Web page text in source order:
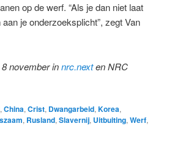
op de werf. “Als je dan niet laat
je onderzoeksplicht”, zegt Van
november innrc.nexten NRC
, China, Crist, Dwangarbeid, Korea,
, Rusland, Slavernij, Uitbuiting, Werf,